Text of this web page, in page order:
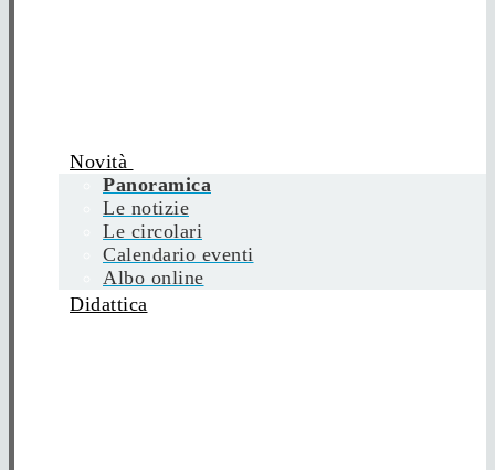
Novità
Panoramica
Le notizie
Le circolari
Calendario eventi
Albo online
Didattica